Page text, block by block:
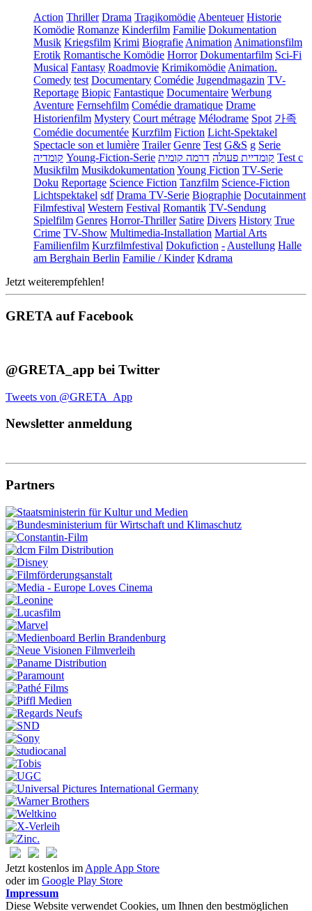
Action Thriller Drama Tragikomödie Abenteuer Historie
Komödie Romanze Kinderfilm Familie Dokumentation
Musik Kriegsfilm Krimi Biografie Animation Animationsfilm
Erotik Romantische Komödie Horror Dokumentarfilm Sci-Fi
Musical Fantasy Roadmovie Krimikomödie Animation.
Comedy test Documentary Comédie Jugendmagazin TV-
Reportage Biopic Fantastique Documentaire Werbung
Aventure Fernsehfilm Comédie dramatique Drame
Historienfilm Mystery Court métrage Mélodrame Spot 가족
Comédie documentée Kurzfilm Fiction Licht-Spektakel
Spectacle son et lumière Trailer Genre Test G&S g Serie
קומדיה Young-Fiction-Serie קומדיית פעולה דרמה קומית
Test c
Musikfilm Musikdokumentation Young Fiction TV-Serie
Doku Reportage Science Fiction Tanzfilm Science-Fiction
Lichtspektakel sdf Drama TV-Serie Biographie Docutainment
Filmfestival Western Festival Romantik TV-Sendung
Spielfilm Genres Horror-Thriller Satire Divers History True
Crime TV-Show Multimedia-Installation Martial Arts
Familienfilm Kurzfilmfestival Dokufiction - Austellung Halle
am Berghain Berlin Familie / Kinder Kdrama
Jetzt weiterempfehlen!
GRETA auf Facebook
@GRETA_app bei Twitter
Tweets von @GRETA_App
Newsletter anmeldung
Partners
Jetzt kostenlos im Apple App Store
oder im Google Play Store
Impressum
Diese Website verwendet Cookies, um Ihnen den bestmöglichen